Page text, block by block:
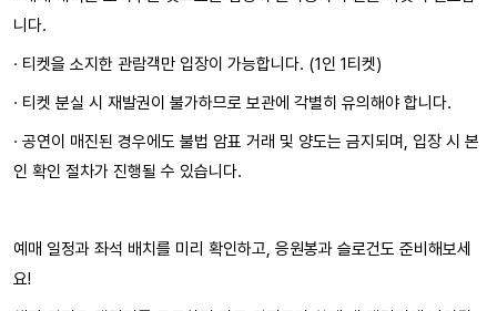
니다.
· 티켓을 소지한 관람객만 입장이 가능합니다. (1인 1티켓)
· 티켓 분실 시 재발권이 불가하므로 보관에 각별히 유의해야 합니다.
· 공연이 매진된 경우에도 불법 암표 거래 및 양도는 금지되며, 입장 시 본
인 확인 절차가 진행될 수 있습니다.
예매 일정과 좌석 배치를 미리 확인하고, 응원봉과 슬로건도 준비해보세
요!